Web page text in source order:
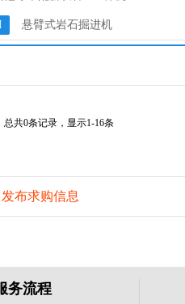
悬臂式岩石掘进机
总共0条记录，显示1-16条
布求购信息
务流程